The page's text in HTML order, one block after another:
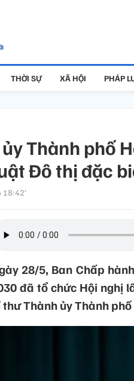
THỜI SỰ XÃ HỘI PHÁP
Thành phố
Đô thị đặc
28/5, Ban Chấp
đã tổ chức Hội nghị
thư Thành ủy Thành